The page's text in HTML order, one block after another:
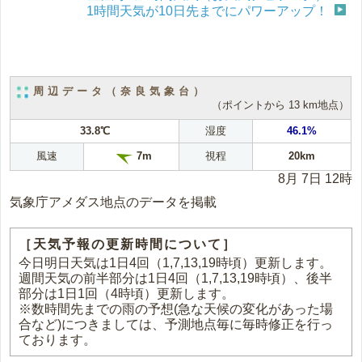
1時間天気が10日先までにパワーアップ！
周辺データ（奈良気象台）
（ポイントから 13 km地点）
33.8℃ 湿度 46.1%
風速 7m 視程 20km
8月 7日 12時
気象庁アメダス地点のデータを掲載
［天気予報の更新時間について］
今日明日天気は1日4回（1,7,13,19時頃）更新します。
週間天気の前半部分は1日4回（1,7,13,19時頃）、後半
部分は1日1回（4時頃）更新します。
※数時間先までの雨の予想(急な天候の変化があった場
合など)につきましては、予測地点毎に毎時修正を行っ
ております。